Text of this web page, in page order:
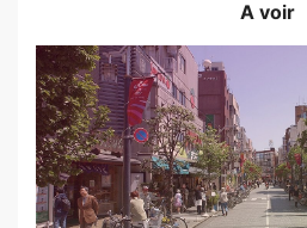
A voir